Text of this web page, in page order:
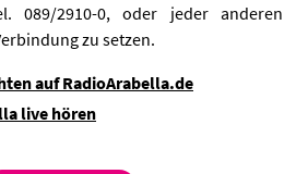
089/2910-0, oder jeder anderen
zu setzen.
auf RadioArabella.de
live hören